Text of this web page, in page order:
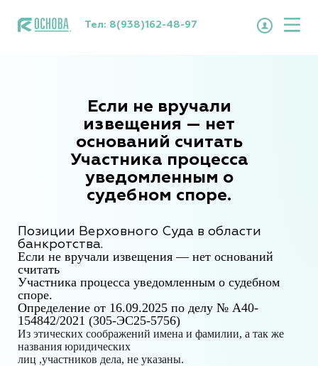
Тел: 8(938)162-48-97
Если не вручали
извещения — нет
оснований считать
Участника процесса
уведомленным о
судебном споре.
Позиции Верховного Суда в области
банкротства.
Если не вручали извещения — нет оснований
считать
Участника процесса уведомленным о судебном
споре.
Определение от 16.09.2025 по делу № А40-
154842/2021 (305-ЭС25-5756)
Из этических соображений имена и фамилии, а так же
названия юридических
лиц ,участников дела, не указаны.